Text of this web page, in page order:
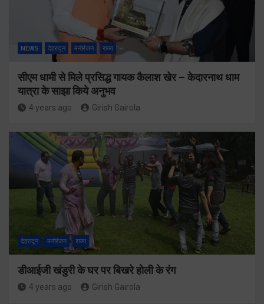
NEWS देहरादून मनोरंजन राज्य
सीएम धामी से मिले प्रसिद्ध गायक कैलाश खेर – केदारनाथ धाम
यात्रा के साझा किये अनुभव
4 years ago Girish Gairola
देहरादून मनोरंजन राज्य
डीआईजी खंडुरी के घर पर बिखरे होली के रंग
4 years ago Girish Gairola